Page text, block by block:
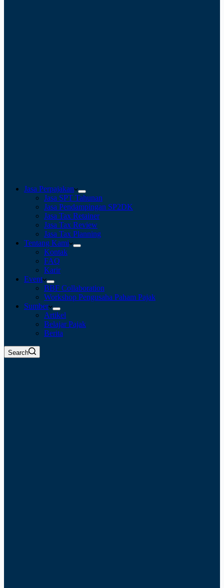
Jasa Perpajakan
Jasa SPT Tahunan
Jasa Pendampingan SP2DK
Jasa Tax Retainer
Jasa Tax Review
Jasa Tax Planning
Tentang Kami
Kontak
FAQ
Karir
Event
BBF Collaboration
Workshop Pengusaha Paham Pajak
Sumber
Artikel
Belajar Pajak
Berita
Search